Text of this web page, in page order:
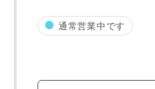
通常営業中です